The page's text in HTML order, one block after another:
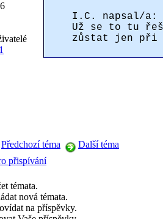
I.C. napsal/a:
Už se to tu
zůstat jen při
Předchozí téma Další téma
přispívání
témata.
nová témata.
na příspěvky.